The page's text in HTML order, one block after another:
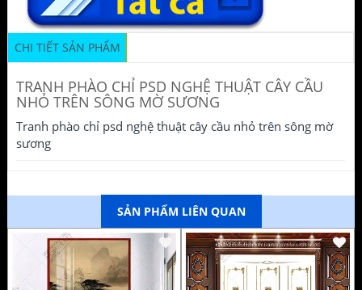
CHI TIẾT SẢN PHẨM
TRANH PHÀO CHỈ PSD NGHỆ THUẬT CÂY CẦU
NHỎ TRÊN SÔNG MỜ SƯƠNG
Tranh phào chỉ psd nghệ thuật cây cầu nhỏ trên sông mờ
sương
SẢN PHẨM LIÊN QUAN